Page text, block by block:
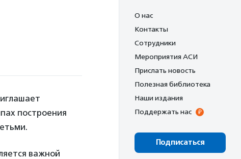
построения
важной
О нас
Контакты
Сотрудники
Мероприятия АСИ
Прислать новость
Полезная библиотека
Наши издания
Поддержать нас
Подписаться